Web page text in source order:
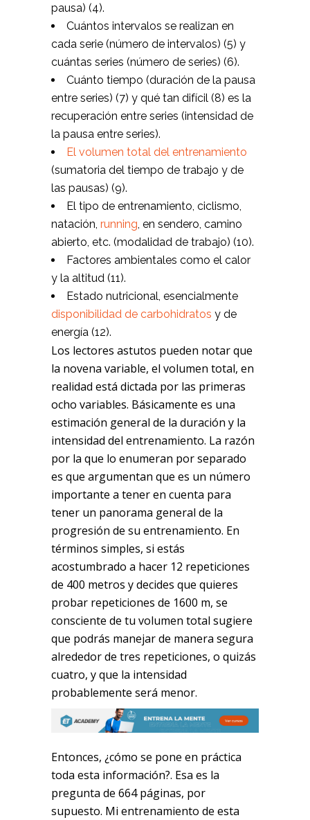
pausa) (4).
Cuántos intervalos se realizan en
cada serie (número de intervalos) (5) y
cuántas series (número de series) (6).
Cuánto tiempo (duración de la pausa
entre series) (7) y qué tan difícil (8) es la
recuperación entre series (intensidad de
la pausa entre series).
El volumen total del entrenamiento
(sumatoria del tiempo de trabajo y de
las pausas) (9).
El tipo de entrenamiento, ciclismo,
natación, running , en sendero, camino
abierto, etc. (modalidad de trabajo) (10).
Factores ambientales como el calor
y la altitud (11).
Estado nutricional, esencialmente
disponibilidad de carbohidratos y de
energía (12).
Los lectores astutos pueden notar que
la novena variable, el volumen total, en
realidad está dictada por las primeras
ocho variables. Básicamente es una
estimación general de la duración y la
intensidad del entrenamiento. La razón
por la que lo enumeran por separado
es que argumentan que es un número
importante a tener en cuenta para
tener un panorama general de la
progresión de su entrenamiento. En
términos simples, si estás
acostumbrado a hacer 12 repeticiones
de 400 metros y decides que quieres
probar repeticiones de 1600 m, se
consciente de tu volumen total sugiere
que podrás manejar de manera segura
alrededor de tres repeticiones, o quizás
cuatro, y que la intensidad
probablemente será menor.
Entonces, ¿cómo se pone en práctica
toda esta información?. Esa es la
pregunta de 664 páginas, por
supuesto. Mi entrenamiento de esta